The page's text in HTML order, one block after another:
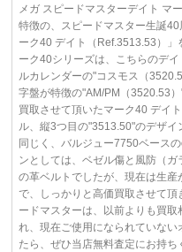
メガ スピードマスターデイト マーク
特徴の、スピードマスター生誕
ーク40 デイト（Ref.3513.53）」を買取致しま
ーク40シリーズは、こちらのデ
ルカレンダーの"コスモス（
字盤が特徴の"AM/PM（3520.53）"
買取させて頂いたマーク40 デイ
ル、縦3つ目の"3513.50"のデザ
同じく、バルジュー7750ベースの
ンとしては、ベゼル傷と風防（
の革ベルトでしたが、現在は生
で、しっかりと高価買取させて頂きました。 生産が終
ードマスターは、以前よりも買取相場が
れ、現在ご使用になられていな
たら、ぜひ当店無料査定にお持ちくださいませ。